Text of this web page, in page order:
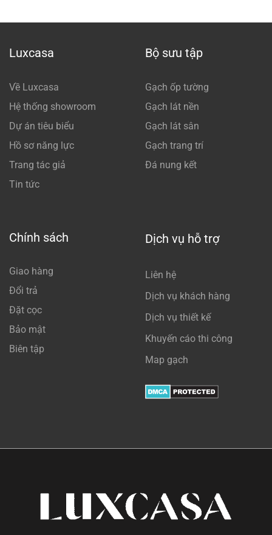
Luxcasa
Về Luxcasa
Hệ thống showroom
Dự án tiêu biểu
Hồ sơ năng lực
Trang tác giả
Tin tức
Bộ sưu tập
Gạch ốp tường
Gạch lát nền
Gạch lát sân
Gạch trang trí
Đá nung kết
Chính sách
Giao hàng
Đổi trả
Đặt cọc
Bảo mật
Biên tập
Dịch vụ hỗ trợ
Liên hệ
Dịch vụ khách hàng
Dịch vụ thiết kế
Khuyến cáo thi công
Map gạch